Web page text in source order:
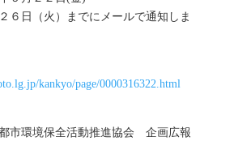
６日（火）までにメールで通知しま
kankyo/page/0000316322.html
市環境保全活動推進協会 企画広報